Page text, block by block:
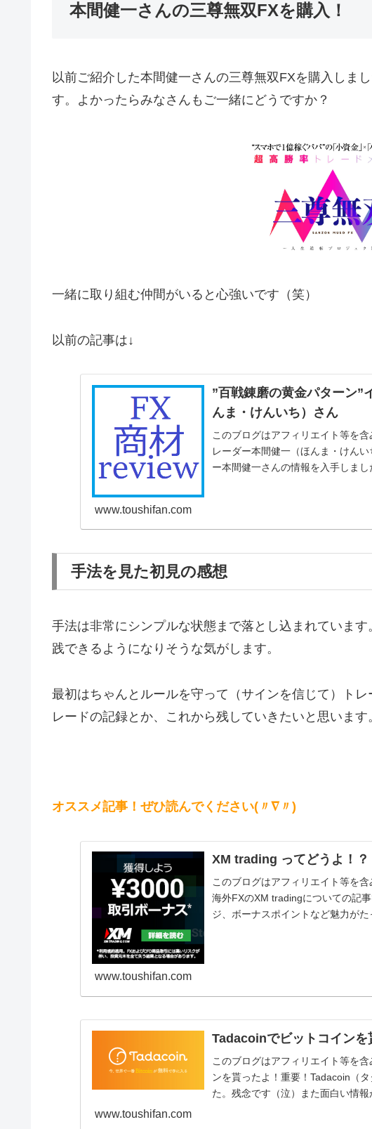
本間健一さんの三尊無双FXを購入！
以前ご紹介した本間健一さんの三尊無双FXを購入しま
す。よかったらみなさんもご一緒にどうですか？
一緒に取り組む仲間がいると心強いです（笑）
以前の記事は↓
”百戦錬磨の黄金パターン”
んま・けんいち）さん
このブログはアフィリエイト等を
レーダー本間健一（ほんま・けん
ー本間健一さんの情報を入手しまし
www.toushifan.com
手法を見た初見の感想
手法は非常にシンプルな状態まで落とし込まれていま
践できるようになりそうな気がします。
最初はちゃんとルールを守って（サインを信じて）ト
レードの記録とか、これから残していきたいと思います
オススメ記事！ぜひ読んでください(〃∇〃)
XM trading ってどうよ！？
このブログはアフィリエイト等を
海外FXのXM tradingについての記
ジ、ボーナスポイントなど魅力が
www.toushifan.com
Tadacoinでビットコインを
このブログはアフィリエイト等を
ンを貰ったよ！重要！Tadacoin（
た。残念です（泣）また面白い情
www.toushifan.com